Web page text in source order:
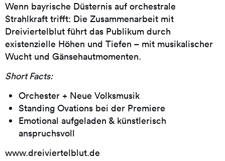
Wenn bayrische Düsternis auf orchestrale
Strahlkraft trifft: Die Zusammenarbeit mit
Dreiviertelblut führt das Publikum durch
existenzielle Höhen und Tiefen – mit musikalischer
Wucht und Gänsehautmomenten.
Short Facts:
Orchester + Neue Volksmusik
Standing Ovations bei der Premiere
Emotional aufgeladen & künstlerisch
anspruchsvoll
www.dreiviertelblut.de